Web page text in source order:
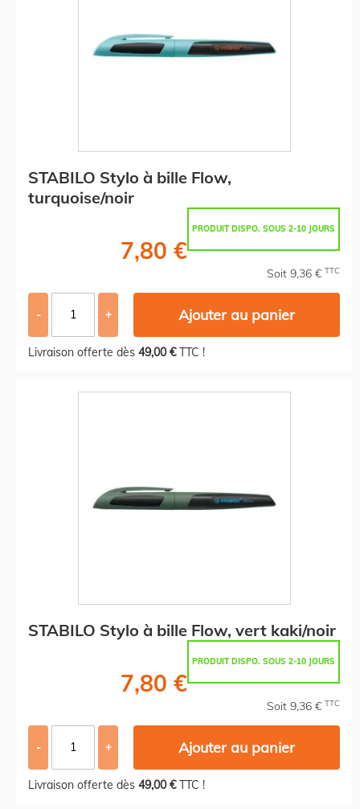
STABILO Stylo à bille Flow,
turquoise/noir
PRODUIT DISPO. SOUS 2-10 JOURS
7,80 €
Soit 9,36 € TTC
- + Ajouter au panier
Livraison offerte dès 49,00 €TTC !
STABILO Stylo à bille Flow, vert kaki/noir
PRODUIT DISPO. SOUS 2-10 JOURS
7,80 €
Soit 9,36 € TTC
- + Ajouter au panier
Livraison offerte dès 49,00 €TTC !